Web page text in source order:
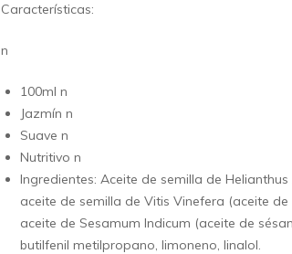
Características:
n
100ml n
Jazmín n
Suave n
Nutritivo n
Ingredientes: Aceite de semilla de
aceite de semilla de Vitis Vinefera (aceite
aceite de Sesamum Indicum (aceite de
butilfenil metilpropano, limoneno, linalol.